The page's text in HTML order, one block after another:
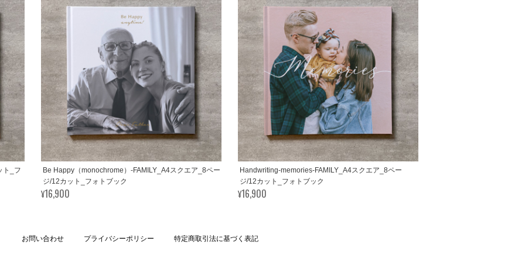
ト_フ
Be Happy（monochrome）-FAMILY_A4スクエア_8ペー
ジ/12カット_フォトブック
¥16,900
Handwriting-memories-FAMILY_A4スクエア_8ペー
ジ/12カット_フォトブック
¥16,900
お問い合わせ プライバシーポリシー 特定商取引法に基づく表記